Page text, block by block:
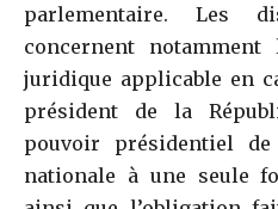
parlementaire. Les
concernent
juridique applicable en
président de la
pouvoir présidentiel de
nationale à une seule